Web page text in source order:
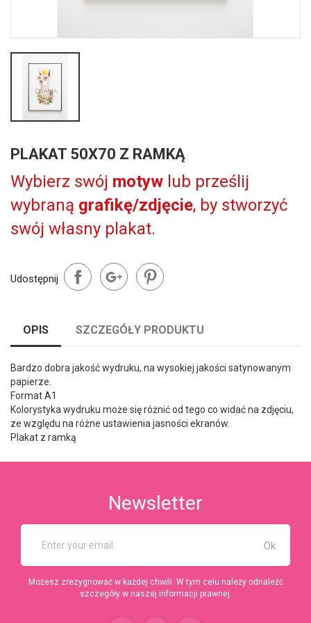
PLAKAT 50X70 Z RAMKĄ
Wybierz swój motyw lub prześlij
wybraną grafikę/zdjęcie, by stworzyć
swój własny plakat.
Udostępnij
OPIS SZCZEGÓŁY PRODUKTU
Bardzo dobra jakość wydruku, na wysokiej jakości satynowanym
papierze.
Format A1
Kolorystyka wydruku może się różnić od tego co widać na zdjęciu,
ze względu na różne ustawienia jasności ekranów.
Plakat z ramką
Newsletter
Możesz zrezygnować w każdej chwili. W tym celu należy odnaleźć
szczegóły w naszej informacji prawnej.